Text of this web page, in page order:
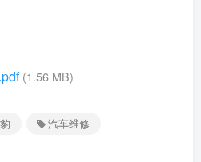
(1.56 MB)
汽车维修